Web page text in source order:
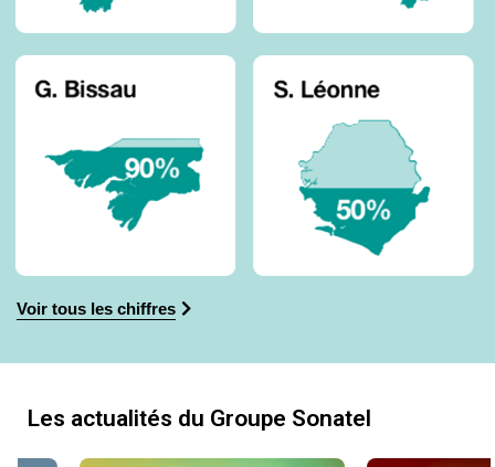
Voir tous les chiffres
Les actualités du Groupe Sonatel